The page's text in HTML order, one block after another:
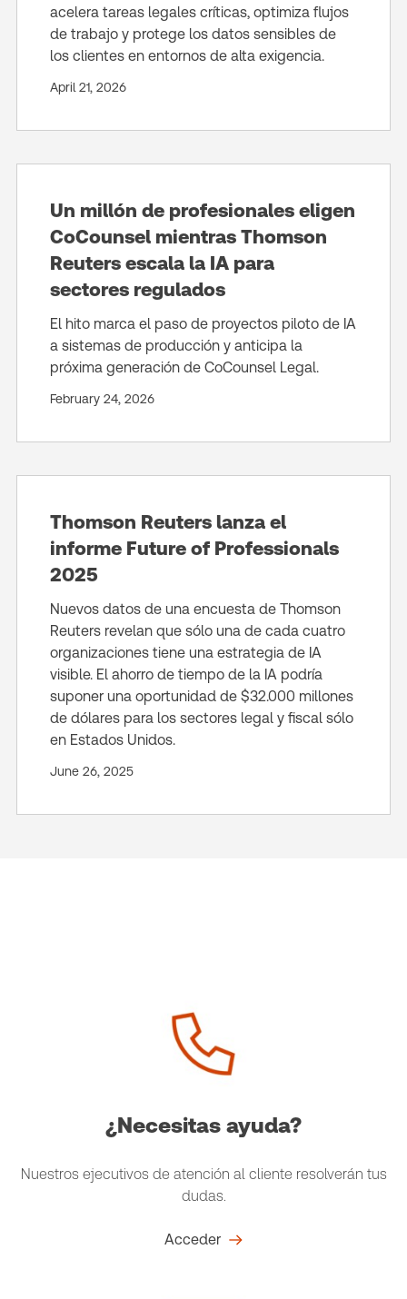
acelera tareas legales críticas, optimiza flujos
de trabajo y protege los datos sensibles de
los clientes en entornos de alta exigencia.
April 21, 2026
Un millón de profesionales eligen
CoCounsel mientras Thomson
Reuters escala la IA para
sectores regulados
El hito marca el paso de proyectos piloto de IA
a sistemas de producción y anticipa la
próxima generación de CoCounsel Legal.
February 24, 2026
Thomson Reuters lanza el
informe Future of Professionals
2025
Nuevos datos de una encuesta de Thomson
Reuters revelan que sólo una de cada cuatro
organizaciones tiene una estrategia de IA
visible. El ahorro de tiempo de la IA podría
suponer una oportunidad de $32.000 millones
de dólares para los sectores legal y fiscal sólo
en Estados Unidos.
June 26, 2025
¿Necesitas ayuda?
Nuestros ejecutivos de atención al cliente resolverán tus
dudas.
Acceder